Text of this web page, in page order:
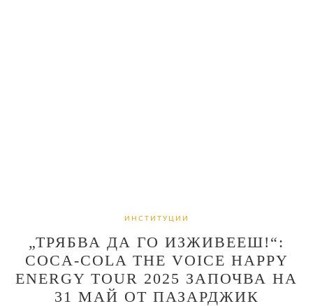
ИНСТИТУЦИИ
„ТРЯБВА ДА ГО ИЗЖИВЕЕШ!“:
COCA-COLA THE VOICE HAPPY
ENERGY TOUR 2025 ЗАПОЧВА НА
31 МАЙ ОТ ПАЗАРДЖИК